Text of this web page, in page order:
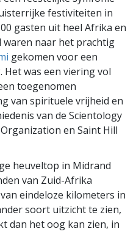
festiviteiten in
gasten uit heel Afrika en
waren naar het prachtig
gekomen voor een
was een viering vol
toegenomen
van spirituele vrijheid en
van de Scientology
en Saint Hill
heuveltop in Midrand
van Zuid-Afrika
eindeloze kilometers in
soort uitzicht te zien,
dan het oog kan zien, in